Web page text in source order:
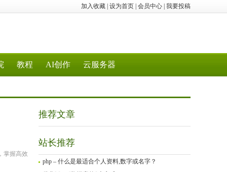
加入收藏 设为首页 会员中心 我要投稿
教程 AI创作 云服务器
掌握高效
推荐文章
站长推荐
php – 什么是最适合个人资料,数字或名字？